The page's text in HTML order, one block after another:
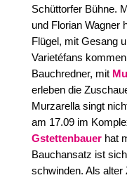
Schüttorfer Bühne.
und Florian Wagner
Flügel, mit Gesang
Varietéfans
Bauchredner, mit
erleben die
Murzarella singt
am 17.09 im
Gstettenbauerhat
Bauchansatz ist
schwinden. Als alter